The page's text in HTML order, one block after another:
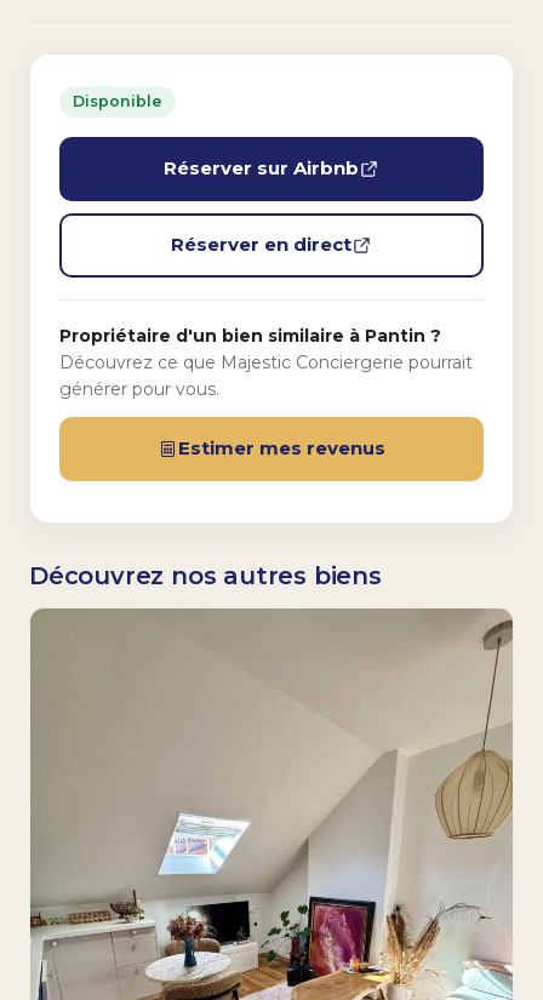
Disponible
Réserver sur Airbnb
Réserver en direct
Propriétaire d'un bien similaire à Pantin ?
Découvrez ce que Majestic Conciergerie pourrait
générer pour vous.
Estimer mes revenus
Découvrez nos autres biens